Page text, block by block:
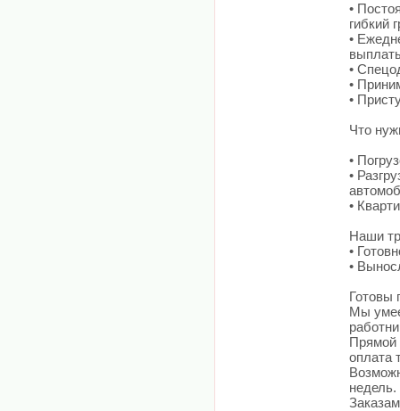
•
гибкий
•
•
•
•
Что
•
•
•
Наши
•
•
Готовы
Мы
Прямой
оплата
недель.